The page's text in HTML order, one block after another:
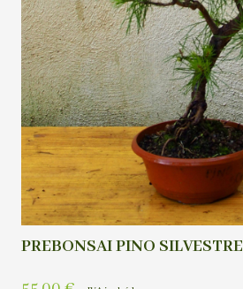
PREBONSAI PINO SILVESTRE